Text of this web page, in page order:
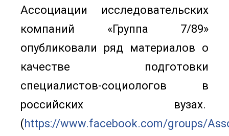
Ассоциации исследовательских
компаний «Группа 7/89»
опубликовали ряд материалов о
качестве подготовки
специалистов-социологов в
российских вузах.
(https://www.facebook.com/groups/